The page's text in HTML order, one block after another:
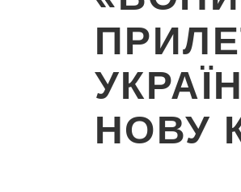
НОВУ